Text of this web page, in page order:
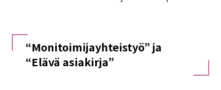
“Monitoimijayhteistyö” ja
“Elävä asiakirja”